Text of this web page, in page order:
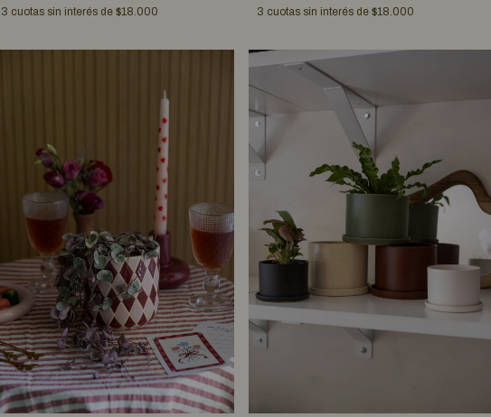
3 cuotas sin interés de $18.000
3 cuotas sin interés de$18.000